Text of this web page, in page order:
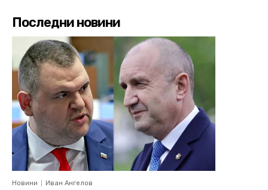
Последни новини
Новини Иван Ангелов